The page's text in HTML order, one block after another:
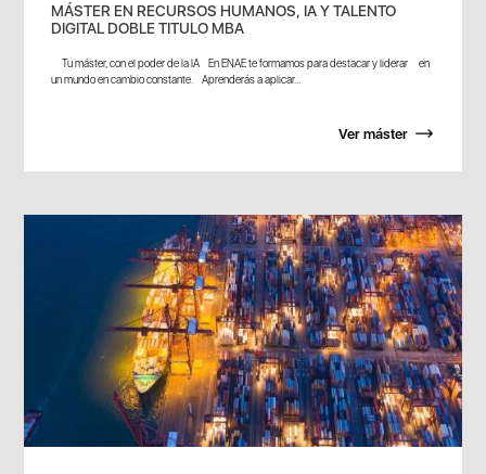
MÁSTER EN RECURSOS HUMANOS, IA Y TALENTO
DIGITAL DOBLE TITULO MBA
Tu máster, con el poder de la IA En ENAE te formamos para destacar y liderar en
un mundo en cambio constante. Aprenderás a aplicar...
Ver máster